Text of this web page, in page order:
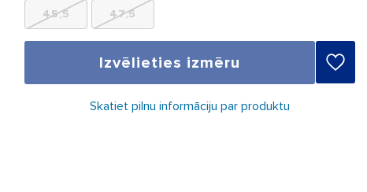
45,5 47,5
Izvēlieties izmēru
Skatiet pilnu informāciju par produktu